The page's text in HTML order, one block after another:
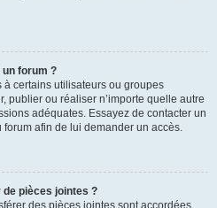
un forum ?
certains utilisateurs ou groupes
publier ou réaliser n’importe quelle autre
adéquates. Essayez de contacter un
afin de lui demander un accès.
de pièces jointes ?
des pièces jointes sont accordées